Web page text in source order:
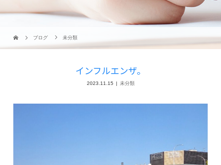
ブログ 未分類
インフルエンザ。
2023.11.15 未分類